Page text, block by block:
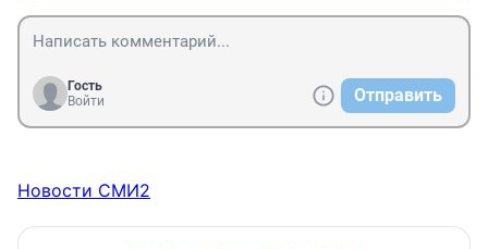
Гость
Войти
Отправить
Новости СМИ2